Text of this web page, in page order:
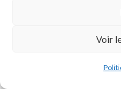
Voir